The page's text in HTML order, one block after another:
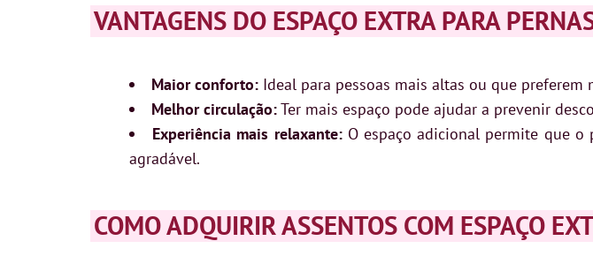
VANTAGENS DO ESPAÇO EXTRA PARA
Maior conforto: Ideal para pessoas mais altas ou que
Melhor circulação:Ter mais espaço pode ajudar a prevenir
Experiência mais relaxante:O espaço adicional permite que o
agradável.
COMO ADQUIRIR ASSENTOS COM ESPAÇO